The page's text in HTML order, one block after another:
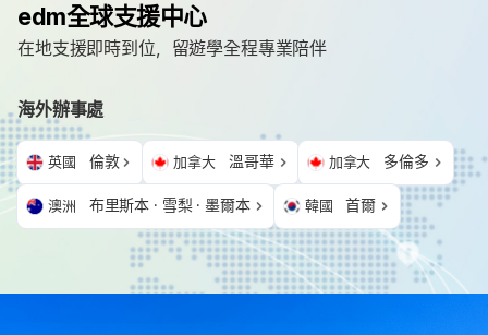
edm全球支援中心
在地支援即時到位，留遊學全程專業陪伴
海外辦事處
英國 倫敦 加拿大 溫哥華 加拿大 多倫多
澳洲 布里斯本 · 雪梨 · 墨爾本 韓國 首爾